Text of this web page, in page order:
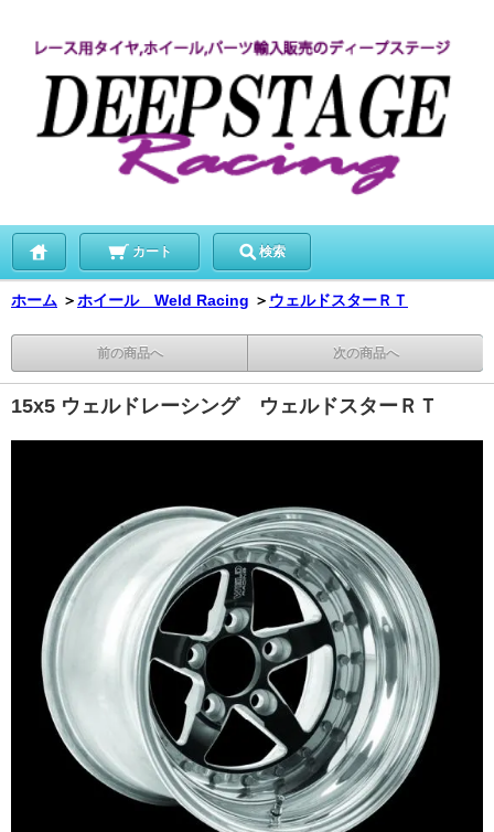
カート 検索
ホーム ＞ホイール Weld Racing ＞ ウェルドスターＲＴ
前の商品へ 次の商品へ
15x5 ウェルドレーシング ウェルドスターＲＴ